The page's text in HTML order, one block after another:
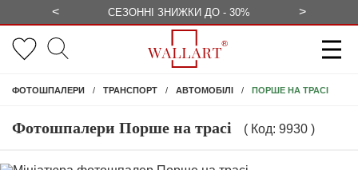
< СЕЗОННІ ЗНИЖКИ ДО - 30% >
ФОТОШПАЛЕРИ ТРАНСПОРТ АВТОМОБІЛІ ПОРШЕ НА ТРАСІ
Фотошпалери Порше на трасі ( Код: 9930 )